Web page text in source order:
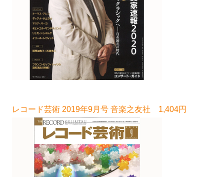
レコード芸術 2019年9月号 音楽之友社 1,404円